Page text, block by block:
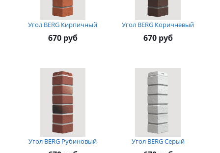
Угол BERG Кирпичный
670 руб
Угол BERG Коричневый
670 руб
Угол BERG Рубиновый Угол BERG Серый